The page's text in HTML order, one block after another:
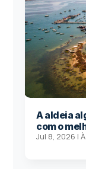
A aldeia
com o
Jul 8, 2026 |